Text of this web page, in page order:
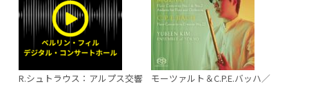
R.シュトラウス：アルプス交響
モーツァルト＆C.P.E.バッハ／